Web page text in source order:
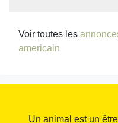
Voir toutes les
americain
Un animal est un